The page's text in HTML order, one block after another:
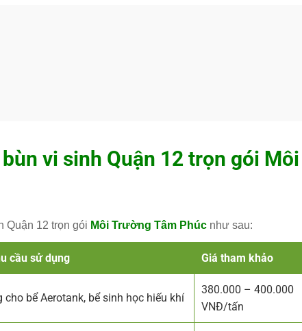
vi sinh Quận 12 trọn gói Môi
Quận 12 trọn gói Môi Trường Tâm Phúc như sau:
cầu sử dụng Giá tham khảo
cho bể Aerotank, bể sinh học hiếu khí
380.000 – 400.000
VNĐ/tấn